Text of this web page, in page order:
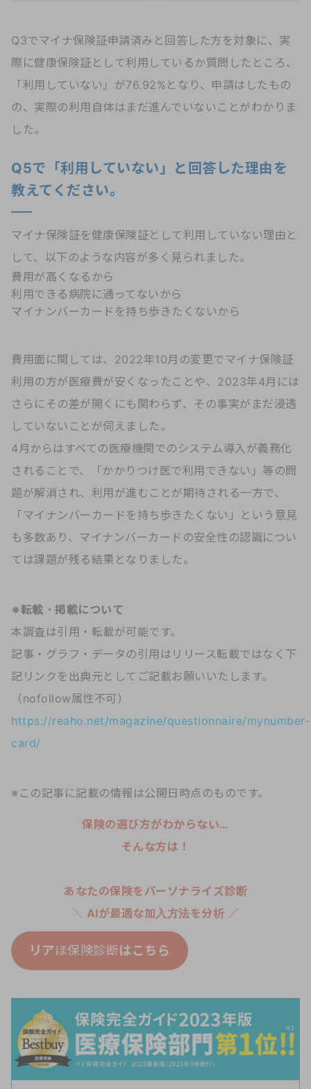
Q3でマイナ保険証申請済みと回答した方を対象に、実
際に健康保険証として利用しているか質問したところ、
「利用していない」が76.92%となり、申請はしたもの
の、実際の利用自体はまだ進んでいないことがわかりま
した。
Q5で「利用していない」と回答した理由を
教えてください。
マイナ保険証を健康保険証として利用していない理由と
して、以下のような内容が多く見られました。
費用が高くなるから
利用できる病院に通ってないから
マイナンバーカードを持ち歩きたくないから
費用面に関しては、2022年10月の変更でマイナ保険証
利用の方が医療費が安くなったことや、2023年4月には
さらにその差が開くにも関わらず、その事実がまだ浸透
していないことが伺えました。
4月からはすべての医療機関でのシステム導入が義務化
されることで、「かかりつけ医で利用できない」等の問
題が解消され、利用が進むことが期待される一方で、
「マイナンバーカードを持ち歩きたくない」という意見
も多数あり、マイナンバーカードの安全性の認識につい
ては課題が残る結果となりました。
※転載・掲載について
本調査は引用・転載が可能です。
記事・グラフ・データの引用はリリース転載ではなく下
記リンクを出典元としてご記載お願いいたします。
（nofollow属性不可）
https://reaho.net/magazine/questionnaire/mynumber-
card/
※この記事に記載の情報は公開日時点のものです。
保険の選び方がわからない…
そんな方は！
あなたの保険をパーソナライズ診断
＼ AIが最適な加入方法を分析 ／
リアほ保険診断はこちら